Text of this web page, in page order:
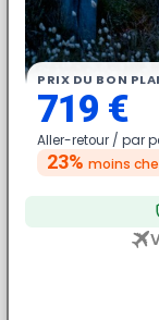
PRIX DU BON
719 €
Aller-retour / par
23% moins